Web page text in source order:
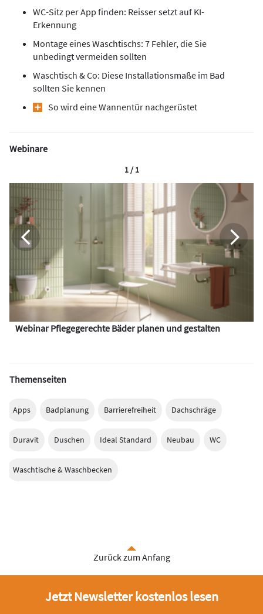
WC-Sitz per App finden: Reisser setzt auf KI-
Erkennung
Montage eines Waschtischs: 7 Fehler, die Sie
unbedingt vermeiden sollten
Waschtisch & Co: Diese Installationsmaße im Bad
sollten Sie kennen
So wird eine Wannentür nachgerüstet
Webinare
Webinar Pflegegerechte Bäder planen und gestalten
1 / 1
Themenseiten
Apps Badplanung Barrierefreiheit Dachschräge
Duravit Duschen Ideal Standard Neubau WC
Waschtische & Waschbecken
Zurück zum Anfang
Jetzt Newsletter kostenlos lesen